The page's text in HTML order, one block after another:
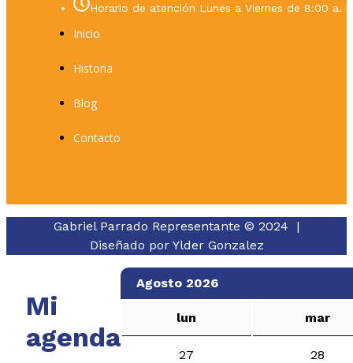
Horario de atención Lunes a Viernes de 8:00 a.
Inicio
Historia
Blog
Contacto
Gabriel Parrado Representante © 2024 |
Diseñado por Ylder Gonzalez
Mi
agenda
Agosto 2026
lun mar
27
28